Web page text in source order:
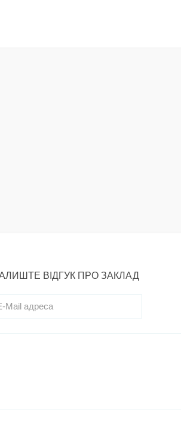
ВІДГУК ПРО ЗАКЛАД